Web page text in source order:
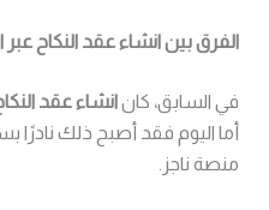
الفرق بين انشاء عقد النكاح عبر
في السابق، كانانشاء عقد
أما اليوم فقد أصبح ذلك نادرًا
منصة ناجز.